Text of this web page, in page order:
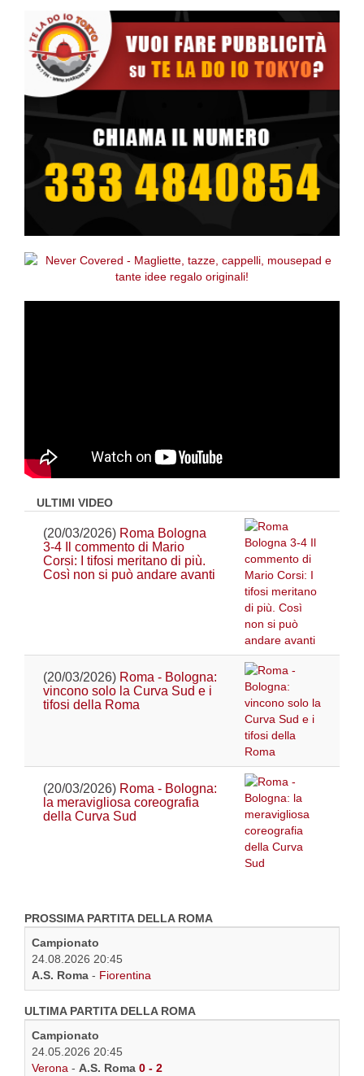
ULTIMI VIDEO
(20/03/2026) Roma Bologna
3-4 Il commento di Mario
Corsi: I tifosi meritano di più.
Così non si può andare avanti
(20/03/2026) Roma - Bologna:
vincono solo la Curva Sud e i
tifosi della Roma
(20/03/2026) Roma - Bologna:
la meravigliosa coreografia
della Curva Sud
PROSSIMA PARTITA DELLA ROMA
Campionato
24.08.2026 20:45
A.S. Roma - Fiorentina
ULTIMA PARTITA DELLA ROMA
Campionato
24.05.2026 20:45
Verona - A.S. Roma 0 - 2